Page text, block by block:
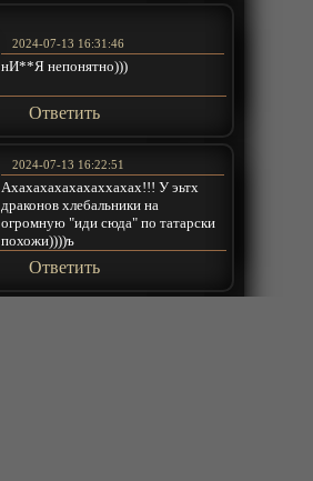
2024-07-13 16:31:46
нИ**Я непонятно)))
Ответить
2024-07-13 16:22:51
Ахахахахахахаххахах!!! У эьтх
драконов хлебальники на
огромную "иди сюда" по татарски
похожи))))ъ
Ответить